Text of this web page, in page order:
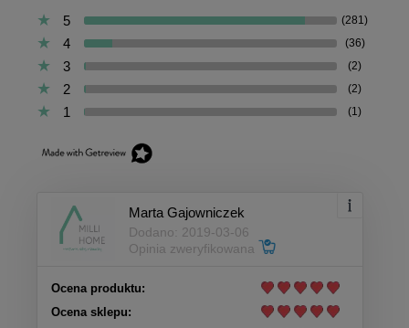
5 (281)
4 (36)
3 (2)
2 (2)
1 (1)
Marta Gajowniczek
Dodano: 2019-03-06
Opinia zweryfikowana
Ocena produktu:
Ocena sklepu: